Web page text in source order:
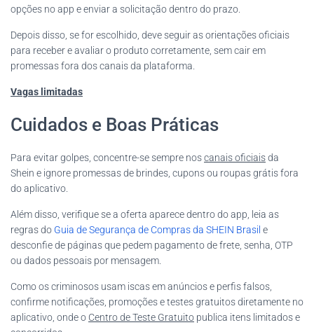
opções no app e enviar a solicitação dentro do prazo.
Depois disso, se for escolhido, deve seguir as orientações oficiais
para receber e avaliar o produto corretamente, sem cair em
promessas fora dos canais da plataforma.
Vagas limitadas
Cuidados e Boas Práticas
Para evitar golpes, concentre-se sempre noscanais oficiaisda
Shein e ignore promessas de brindes, cupons ou roupas grátis fora
do aplicativo.
Além disso, verifique se a oferta aparece dentro do app, leia as
regras do Guia de Segurança de Compras da SHEIN Brasil e
desconfie de páginas que pedem pagamento de frete, senha, OTP
ou dados pessoais por mensagem.
Como os criminosos usam iscas em anúncios e perfis falsos,
confirme notificações, promoções e testes gratuitos diretamente no
aplicativo, onde o Centro de Teste Gratuito publica itens limitados e